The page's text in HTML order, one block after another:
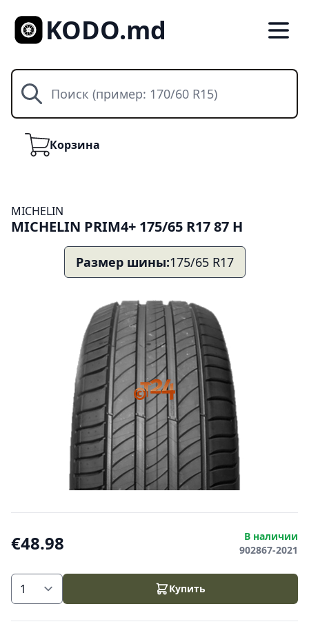
KODO.md
Поиск
КорзинаКорзина
MICHELIN
MICHELIN PRIM4+ 175/65 R17 87 H
Размер шины:175/65 R17
€48.98
В наличии
902867-2021
Купить